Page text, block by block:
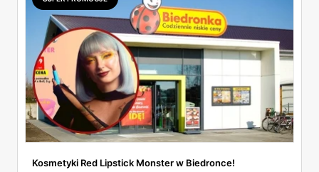
Kosmetyki Red Lipstick Monster w Biedronce!